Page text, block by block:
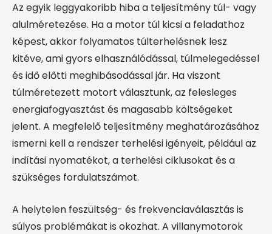
Az egyik leggyakoribb hiba a teljesítmény túl- vagy
alulméretezése. Ha a motor túl kicsi a feladathoz
képest, akkor folyamatos túlterhelésnek lesz
kitéve, ami gyors elhasználódással, túlmelegedéssel
és idő előtti meghibásodással jár. Ha viszont
túlméretezett motort választunk, az felesleges
energiafogyasztást és magasabb költségeket
jelent. A megfelelő teljesítmény meghatározásához
ismerni kell a rendszer terhelési igényeit, például az
indítási nyomatékot, a terhelési ciklusokat és a
szükséges fordulatszámot.
A helytelen feszültség- és frekvenciaválasztás is
súlyos problémákat is okozhat. A villanymotorok